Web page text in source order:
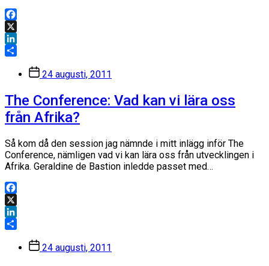
Facebook
X
LinkedIn
Inläggsdatum
24 augusti, 2011
The Conference: Vad kan vi lära oss
från Afrika?
Så kom då den session jag nämnde i mitt inlägg inför The
Conference, nämligen vad vi kan lära oss från utvecklingen i
Afrika. Geraldine de Bastion inledde passet med…
Facebook
X
LinkedIn
Inläggsdatum
24 augusti, 2011